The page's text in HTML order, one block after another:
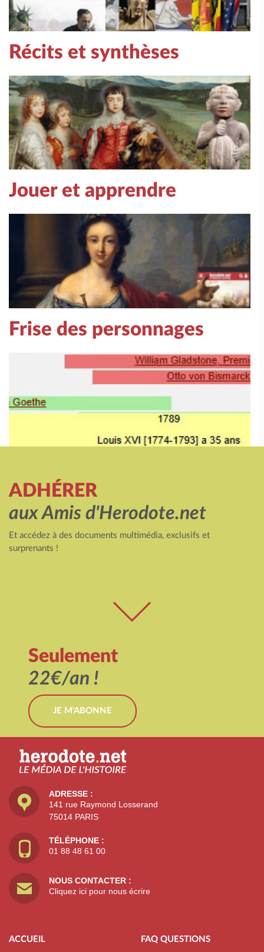
Récits et synthèses
Jouer et apprendre
Frise des personnages
ADHÉRER
aux Amis d'Herodote.net
Et accédez à des documents multimédia, exclusifs et
surprenants !
Seulement
22€/an !
JE M'ABONNE
ADRESSE :
141 rue Raymond Losserand
75014 PARIS
TÉLÉPHONE :
01 88 48 61 00
NOUS CONTACTER :
Cliquez ici pour nous écrire
ACCUEIL FAQ QUESTIONS